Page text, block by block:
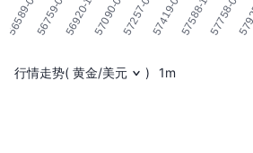
行情走势( 黄金/美元 ) 1m